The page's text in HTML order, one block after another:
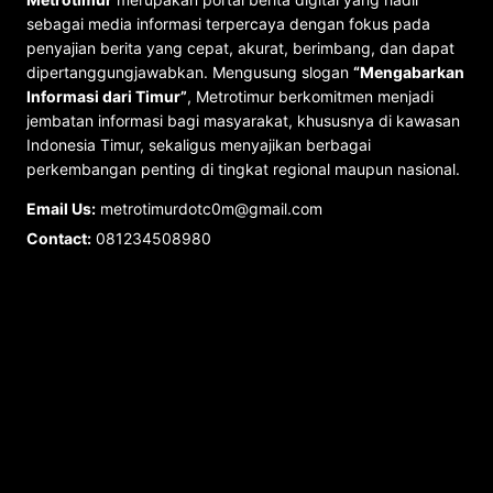
sebagai media informasi terpercaya dengan fokus pada
penyajian berita yang cepat, akurat, berimbang, dan dapat
dipertanggungjawabkan. Mengusung slogan “Mengabarkan
Informasi dari Timur”, Metrotimur berkomitmen menjadi
jembatan informasi bagi masyarakat, khususnya di kawasan
Indonesia Timur, sekaligus menyajikan berbagai
perkembangan penting di tingkat regional maupun nasional.
Email Us: metrotimurdotc0m@gmail.com
Contact: 081234508980